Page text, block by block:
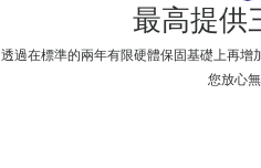
最高提供
透過在標準的兩年有限硬體保固基礎上再
您放心無